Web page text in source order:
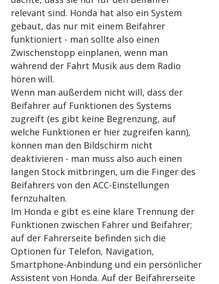
relevant sind. Honda hat also ein System
gebaut, das nur mit einem Beifahrer
funktioniert - man sollte also einen
Zwischenstopp einplanen, wenn man
während der Fahrt Musik aus dem Radio
hören will.
Wenn man außerdem nicht will, dass der
Beifahrer auf Funktionen des Systems
zugreift (es gibt keine Begrenzung, auf
welche Funktionen er hier zugreifen kann),
können man den Bildschirm nicht
deaktivieren - man muss also auch einen
langen Stock mitbringen, um die Finger des
Beifahrers von den ACC-Einstellungen
fernzuhalten.
Im Honda e gibt es eine klare Trennung der
Funktionen zwischen Fahrer und Beifahrer;
auf der Fahrerseite befinden sich die
Optionen für Telefon, Navigation,
Smartphone-Anbindung und ein persönlicher
Assistent von Honda. Auf der Beifahrerseite